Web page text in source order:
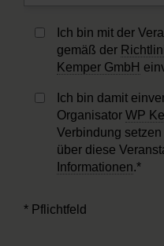
Ich bin mit der
gemäß der
Kemper GmbH
Ich bin damit
Organisator WP
Verbindung
über diese
Informationen.*
* Pflichtfeld